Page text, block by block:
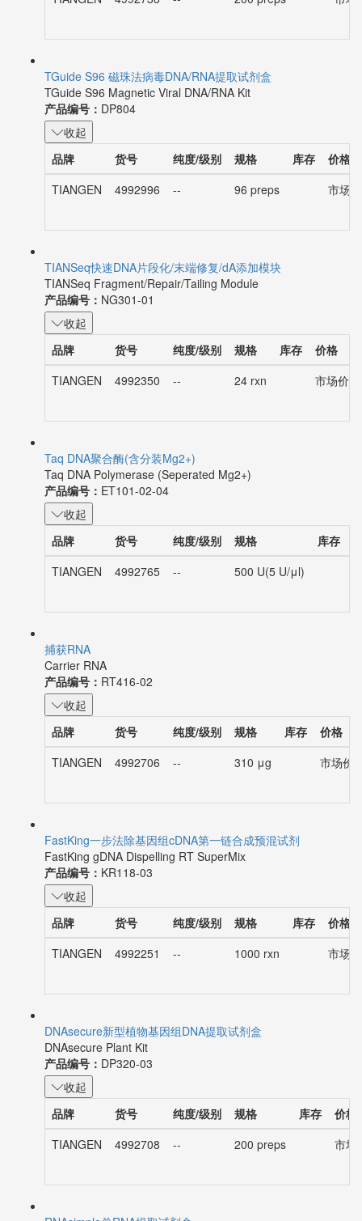
TGuide S96 磁珠法病毒DNA/RNA提取试剂盒
TGuide S96 Magnetic Viral DNA/RNA Kit
产品编号： DP804
收起
品牌
货号 纯度/级别 规格 库存
价格
TIANGEN
4992996 -- 96 preps 市场
TIANSeq快速DNA片段化/末端修复/dA添加模块
TIANSeq Fragment/Repair/Tailing Module
产品编号： NG301-01
收起
品牌
货号 纯度/级别 规格 库存
价格
TIANGEN
4992350 -- 24 rxn 市场价
Taq DNA聚合酶(含分装Mg2+)
Taq DNA Polymerase (Seperated Mg2+)
产品编号： ET101-02-04
收起
品牌
货号 纯度/级别 规格 库存
TIANGEN
4992765 -- 500 U(5 U/μl)
捕获RNA
Carrier RNA
产品编号： RT416-02
收起
品牌
货号 纯度/级别 规格 库存
价格
TIANGEN
4992706 -- 310 μg 市场价
FastKing一步法除基因组cDNA第一链合成预混试剂
FastKing gDNA Dispelling RT SuperMix
产品编号： KR118-03
收起
品牌
货号 纯度/级别 规格 库存
价格
TIANGEN
4992251 -- 1000 rxn 市场
DNAsecure新型植物基因组DNA提取试剂盒
DNAsecure Plant Kit
产品编号： DP320-03
收起
品牌
货号 纯度/级别 规格 库存
价格
TIANGEN
4992708 -- 200 preps 市场